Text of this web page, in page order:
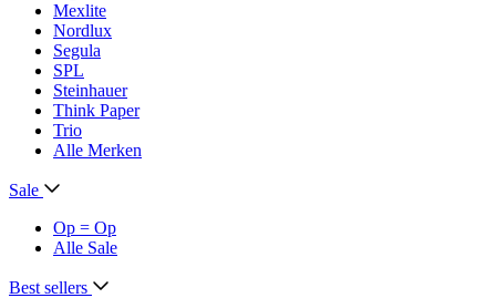
Mexlite
Nordlux
Segula
SPL
Steinhauer
Think Paper
Trio
Alle Merken
Sale
Op = Op
Alle Sale
Best sellers